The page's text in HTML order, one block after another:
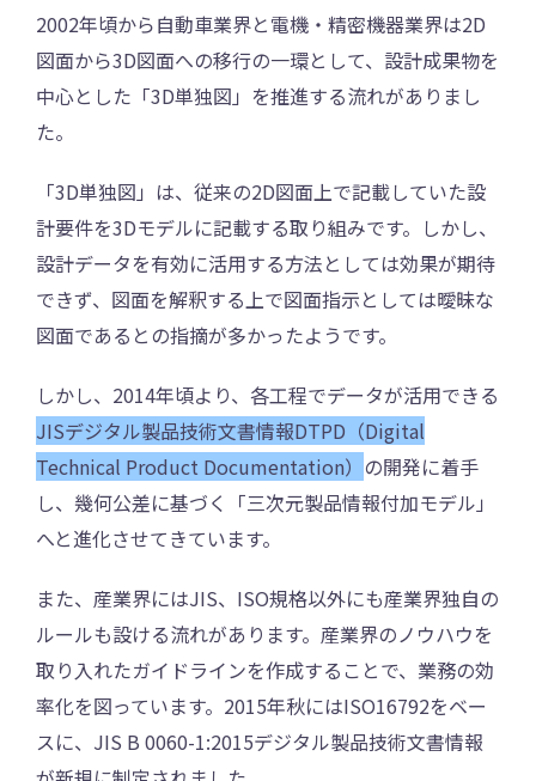
2002年頃から自動車業界と電機・精密機器業界は2D
図面から3D図面への移行の一環として、設計成果物を
中心とした「3D単独図」を推進する流れがありまし
た。
「3D単独図」は、従来の2D図面上で記載していた設
計要件を3Dモデルに記載する取り組みです。しかし、
設計データを有効に活用する方法としては効果が期待
できず、図面を解釈する上で図面指示としては曖昧な
図面であるとの指摘が多かったようです。
しかし、2014年頃より、各工程でデータが活用できる
JISデジタル製品技術文書情報DTPD（Digital
Technical Product Documentation） の開発に着手
し、幾何公差に基づく「三次元製品情報付加モデル」
へと進化させてきています。
また、産業界にはJIS、ISO規格以外にも産業界独自の
ルールも設ける流れがあります。産業界のノウハウを
取り入れたガイドラインを作成することで、業務の効
率化を図っています。2015年秋にはISO16792をベー
スに、JIS B 0060-1:2015デジタル製品技術文書情報